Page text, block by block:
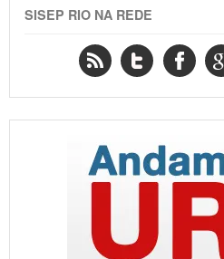
SISEP RIO NA REDE